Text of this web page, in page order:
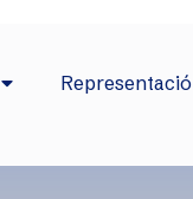
Representació